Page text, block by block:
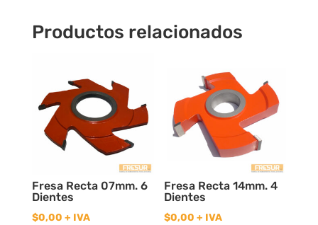
Productos relacionados
Fresa Recta 07mm. 6
Dientes
$0,00 + IVA
Fresa Recta 14mm. 4
Dientes
$0,00 + IVA